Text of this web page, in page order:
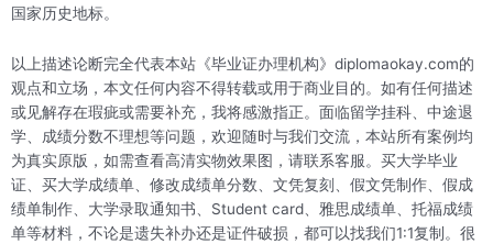
国家历史地标。
以上描述论断完全代表本站《毕业证办理机构》diplomaokay.com的
观点和立场，本文任何内容不得转载或用于商业目的。如有任何描述
或见解存在瑕疵或需要补充，我将感激指正。面临留学挂科、中途退
学、成绩分数不理想等问题，欢迎随时与我们交流，本站所有案例均
为真实原版，如需查看高清实物效果图，请联系客服。买大学毕业
证、买大学成绩单、修改成绩单分数、文凭复刻、假文凭制作、假成
绩单制作、大学录取通知书、Student card、雅思成绩单、托福成绩
单等材料，不论是遗失补办还是证件破损，都可以找我们1:1复制。很